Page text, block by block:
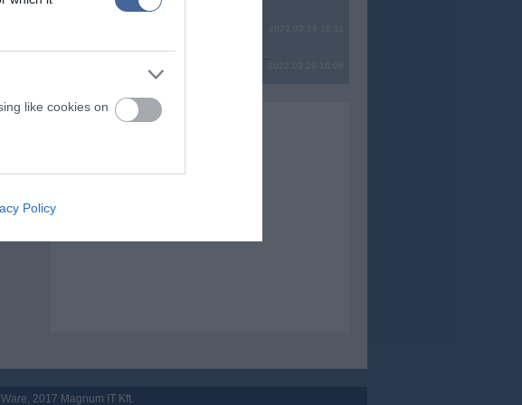
like cookies on
Policy
Mit szólsz? Ide minden baromságot...
2017 Magnum IT Kft.